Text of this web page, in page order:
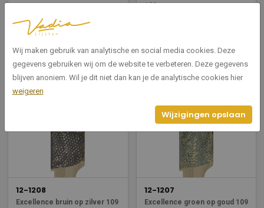
Breedte: 109
Hoogte: 55
Bekijken
109
Bekijken
12-1208
Excellence bruin op zilver 109
12-1207
Excellence groen op goud 109
Wij maken gebruik van analytische en social media cookies. Deze
gegevens gebruiken wij om de website te verbeteren. Deze gegevens
blijven anoniem. Wil je dit niet dan kan je de analytische cookies hier
weigeren
Wijzigingen opslaan